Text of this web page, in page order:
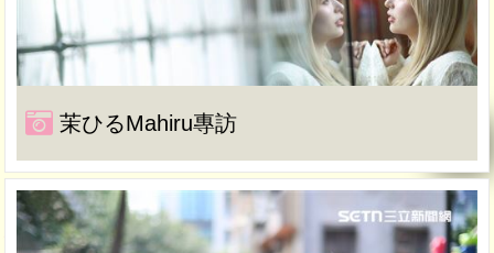
茉ひるMahiru專訪